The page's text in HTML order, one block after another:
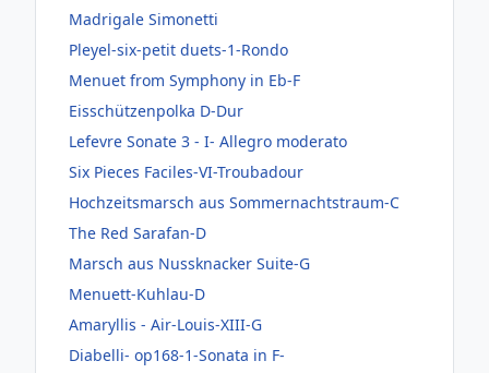
Madrigale Simonetti
Pleyel-six-petit duets-1-Rondo
Menuet from Symphony in Eb-F
Eisschützenpolka D-Dur
Lefevre Sonate 3 - I- Allegro moderato
Six Pieces Faciles-VI-Troubadour
Hochzeitsmarsch aus Sommernachtstraum-C
The Red Sarafan-D
Marsch aus Nussknacker Suite-G
Menuett-Kuhlau-D
Amaryllis - Air-Louis-XIII-G
Diabelli- op168-1-Sonata in F-